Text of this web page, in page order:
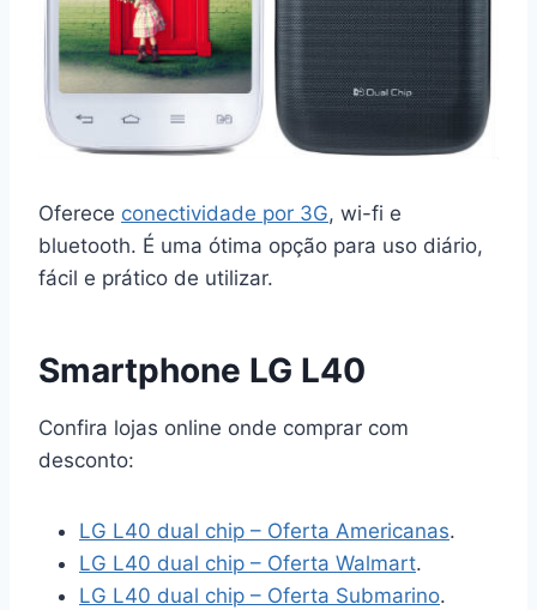
Oferece conectividade por 3G, wi-fi e
bluetooth. É uma ótima opção para uso diário,
fácil e prático de utilizar.
Smartphone LG L40
Confira lojas online onde comprar com
desconto:
LG L40 dual chip – Oferta Americanas.
LG L40 dual chip – Oferta Walmart.
LG L40 dual chip – Oferta Submarino.